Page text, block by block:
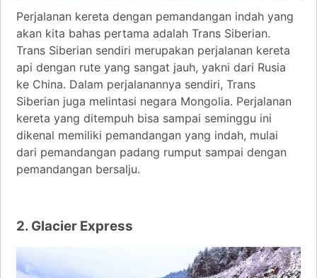
Perjalanan kereta dengan pemandangan indah yang
akan kita bahas pertama adalah Trans Siberian.
Trans Siberian sendiri merupakan perjalanan kereta
api dengan rute yang sangat jauh, yakni dari Rusia
ke China. Dalam perjalanannya sendiri, Trans
Siberian juga melintasi negara Mongolia. Perjalanan
kereta yang ditempuh bisa sampai seminggu ini
dikenal memiliki pemandangan yang indah, mulai
dari pemandangan padang rumput sampai dengan
pemandangan bersalju.
2. Glacier Express